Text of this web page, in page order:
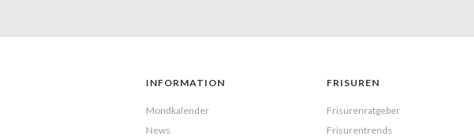
INFORMATION
Mondkalender
News
FRISUREN
Frisurenratgeber
Frisurentrends